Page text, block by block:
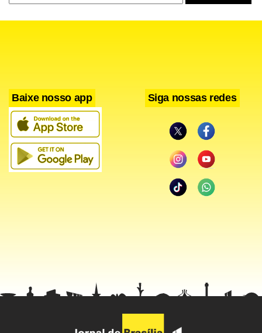
O Botafogo que entrou em campo com muitos desfalques
começou mostrando entusiasmo, mas foi se perdendo com
Baixe nosso app Siga nossas redes